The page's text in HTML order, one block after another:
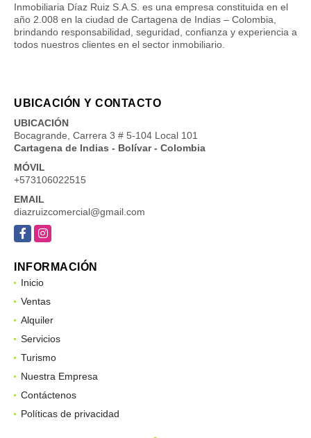
Inmobiliaria Díaz Ruiz S.A.S. es una empresa constituida en el
año 2.008 en la ciudad de Cartagena de Indias – Colombia,
brindando responsabilidad, seguridad, confianza y experiencia a
todos nuestros clientes en el sector inmobiliario.
UBICACIÓN Y CONTACTO
UBICACIÓN
Bocagrande, Carrera 3 # 5-104 Local 101
Cartagena de Indias - Bolívar - Colombia
MÓVIL
+573106022515
EMAIL
diazruizcomercial@gmail.com
FacebookInstagram
INFORMACIÓN
Inicio
Ventas
Alquiler
Servicios
Turismo
Nuestra Empresa
Contáctenos
Políticas de privacidad